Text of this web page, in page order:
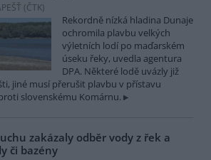
(ČTK)
Rekordně nízká hladina Dunaje
ochromila plavbu velkých
výletních lodí po maďarském
úseku řeky, uvedla agentura
DPA. Některé lodě uvázly již
jiné musí přerušit plavbu v přístavu
slovenskému Komárnu.
zakázaly odběr vody z řek a
či bazény